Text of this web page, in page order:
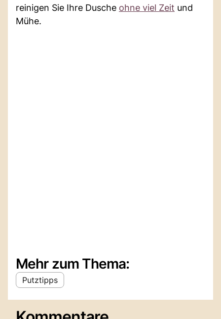
reinigen Sie Ihre Dusche ohne viel Zeit und
Mühe.
Mehr zum Thema:
Putztipps